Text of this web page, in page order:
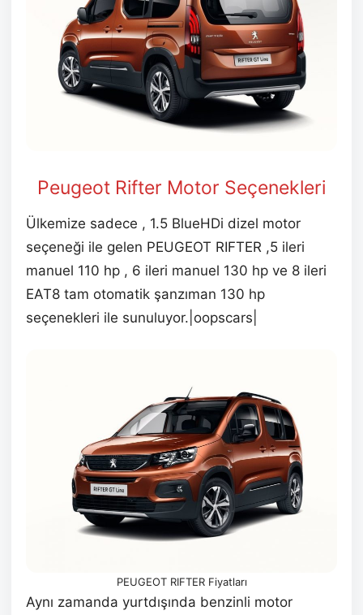
Peugeot Rifter Motor Seçenekleri
Ülkemize sadece , 1.5 BlueHDi dizel motor
seçeneği ile gelen PEUGEOT RIFTER ,5 ileri
manuel 110 hp , 6 ileri manuel 130 hp ve 8 ileri
EAT8 tam otomatik şanzıman 130 hp
seçenekleri ile sunuluyor.|oopscars|
PEUGEOT RIFTER Fiyatları
Aynı zamanda yurtdışında benzinli motor